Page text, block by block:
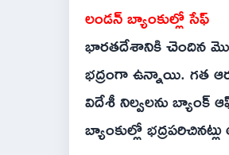
లండన్ బ్యాంకుల్లో సేఫ్
భారతదేశానికి చెందిన
భద్రంగా ఉన్నాయి. గత
విదేశీ నిల్వలను బ్యాంక్
బ్యాంకుల్లో